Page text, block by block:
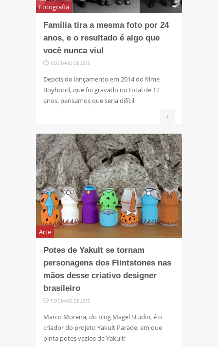
Fotografia
Família tira a mesma foto por 24
anos, e o resultado é algo que
você nunca viu!
6 DE MAIO DE 2015
Depois do lançamento em 2014 do filme
Boyhood, que foi gravado no total de 12
anos, pensamos que seria difícil
+
Arte
Potes de Yakult se tornam
personagens dos Flintstones nas
mãos desse criativo designer
brasileiro
5 DE MAIO DE 2015
Marco Moreira, do blog Magel Studio, é o
criador do projeto Yakult Parade, em que
pinta potes vazios de Yakult!